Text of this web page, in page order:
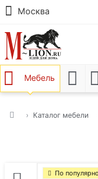
Москва
Мебель
Каталог мебели
По